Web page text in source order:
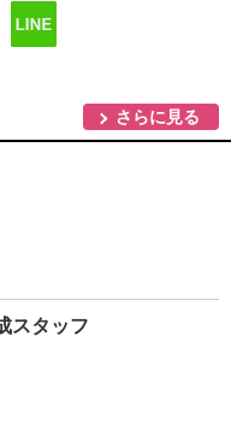
さらに見る
スタッフ